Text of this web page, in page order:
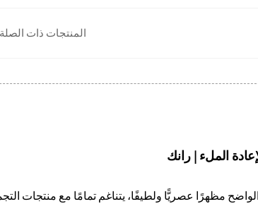
المنتجات ذات الصلة
الملء | رانك
مظهرًا عصريًّا ولطيفًا، يتناغم تمامًا مع منتجات